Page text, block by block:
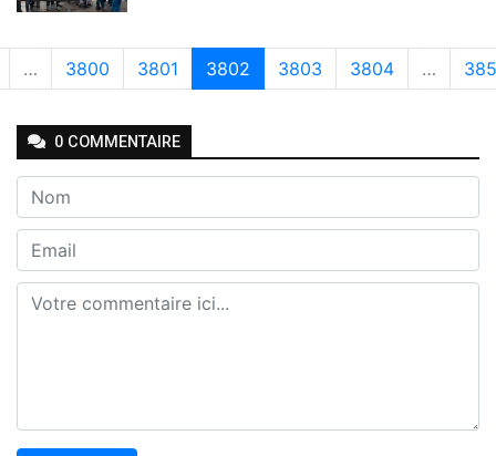
… 3800 3801 3802 3803 3804 …
0 COMMENTAIRE